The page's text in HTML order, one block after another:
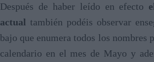
Después de haber leído en efecto
actual también podéis observar
bajo que enumera todos los nombres
calendario en el mes de Mayo y